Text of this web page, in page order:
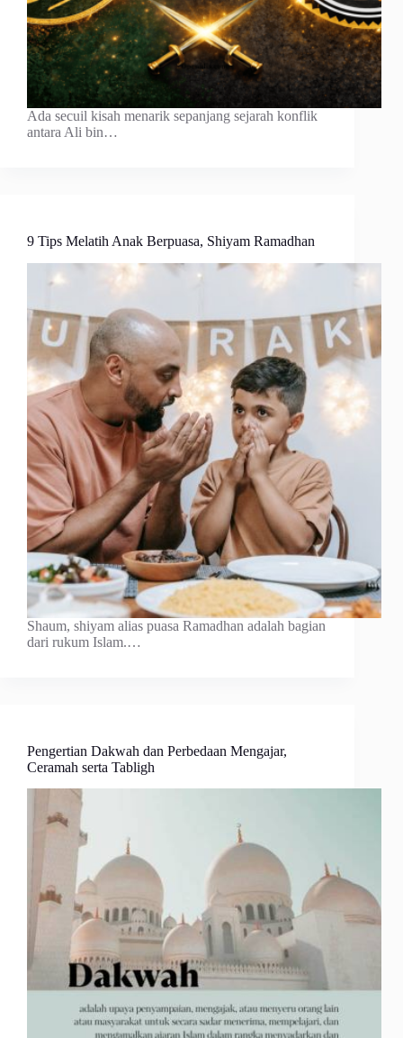
Ada secuil kisah menarik sepanjang sejarah konflik
antara Ali bin…
9 Tips Melatih Anak Berpuasa, Shiyam Ramadhan
Shaum, shiyam alias puasa Ramadhan adalah bagian
dari rukum Islam.…
Pengertian Dakwah dan Perbedaan Mengajar,
Ceramah serta Tabligh